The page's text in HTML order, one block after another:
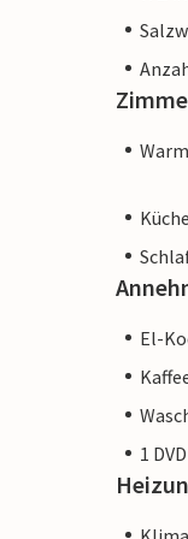
Herz
Küche
El-
1